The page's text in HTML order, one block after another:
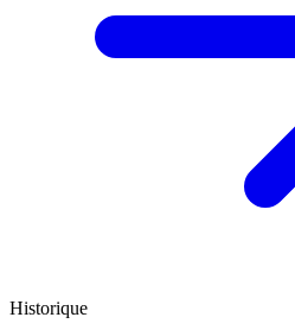
Historique